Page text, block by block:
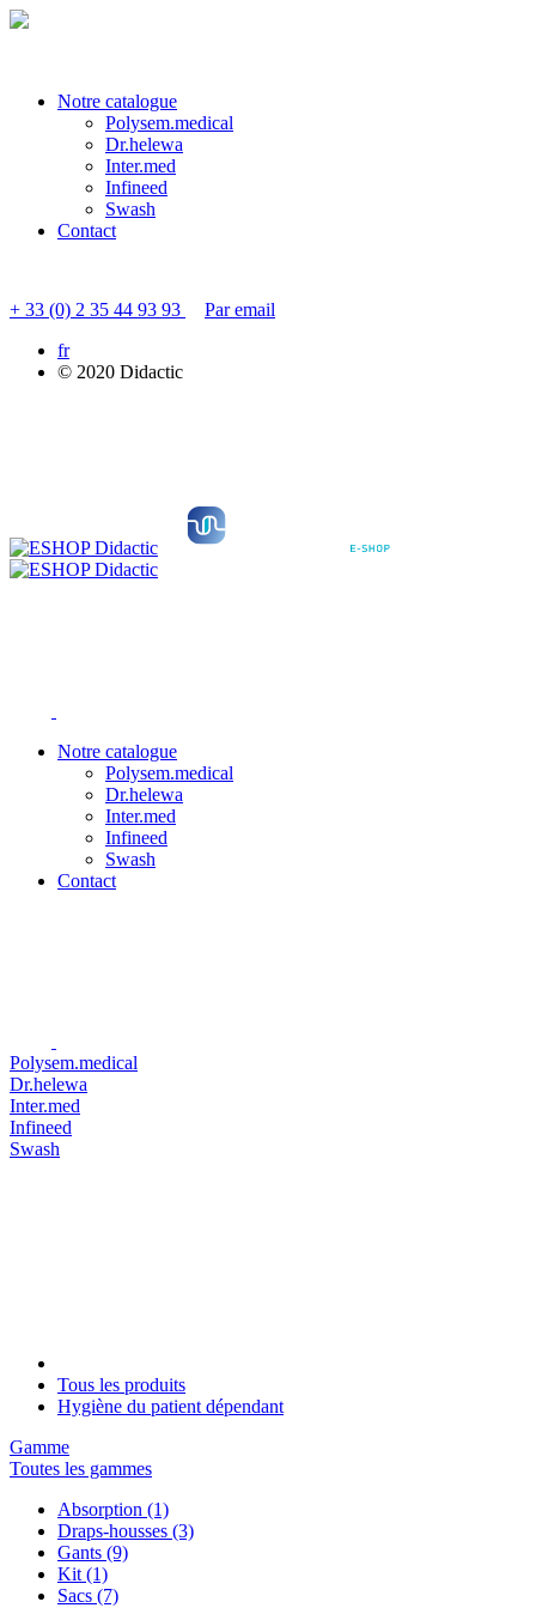
Notre catalogue
Polysem.medical
Dr.helewa
Inter.med
Infineed
Swash
Contact
+ 33 (0) 2 35 44 93 93
Par email
fr
© 2020 Didactic
Notre catalogue
Polysem.medical
Dr.helewa
Inter.med
Infineed
Swash
Contact
Polysem.medical
Dr.helewa
Inter.med
Infineed
Swash
Tous les produits
Hygiène du patient dépendant
Gamme
Toutes les gammes
Absorption (1)
Draps-housses (3)
Gants (9)
Kit (1)
Sacs (7)